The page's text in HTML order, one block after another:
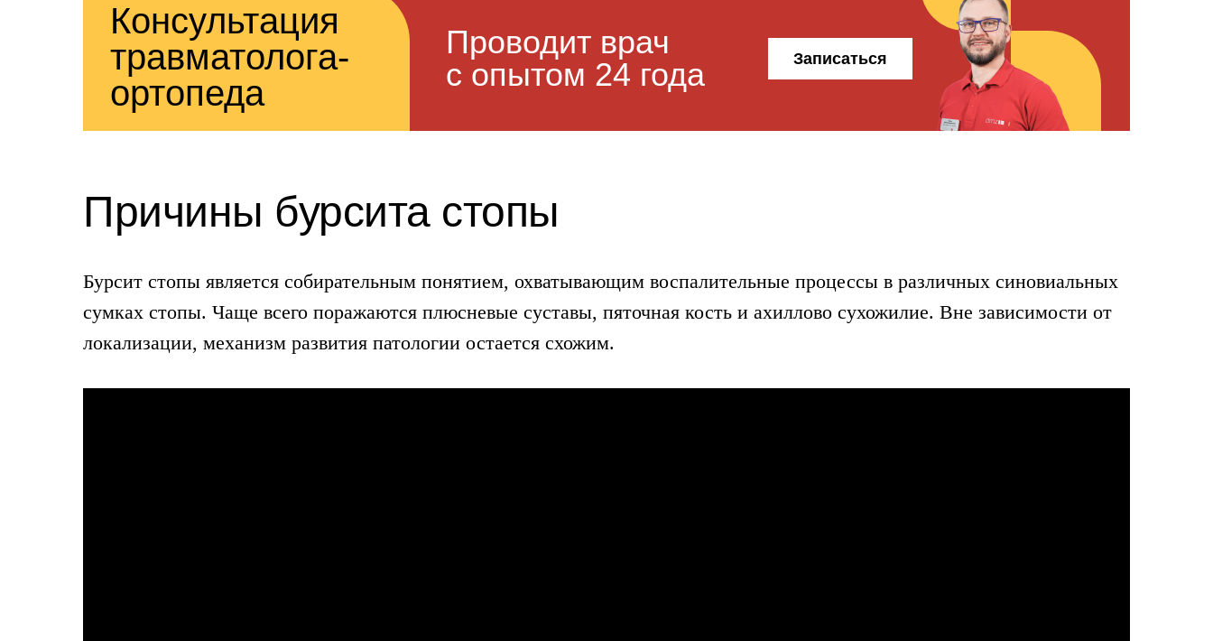
Консультация
травматолога-
ортопеда
Проводит врач
с опытом 24 года
Записаться
Причины бурсита стопы
Бурсит стопы является собирательным понятием, охватывающим воспалительные процессы в различных синовиальных
сумках стопы. Чаще всего поражаются плюсневые суставы, пяточная кость и ахиллово сухожилие. Вне зависимости от
локализации, механизм развития патологии остается схожим.